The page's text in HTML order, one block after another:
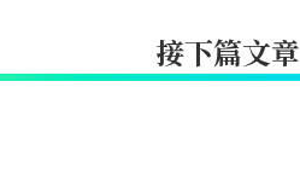
接下篇文章